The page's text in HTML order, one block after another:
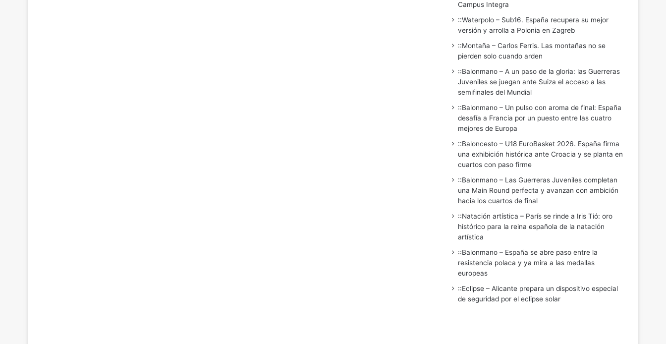
Campus Integra
::Waterpolo – Sub16. España recupera su mejor
versión y arrolla a Polonia en Zagreb
::Montaña – Carlos Ferris. Las montañas no se
pierden solo cuando arden
::Balonmano – A un paso de la gloria: las Guerreras
Juveniles se juegan ante Suiza el acceso a las
semifinales del Mundial
::Balonmano – Un pulso con aroma de final: España
desafía a Francia por un puesto entre las cuatro
mejores de Europa
::Baloncesto – U18 EuroBasket 2026. España firma
una exhibición histórica ante Croacia y se planta en
cuartos con paso firme
::Balonmano – Las Guerreras Juveniles completan
una Main Round perfecta y avanzan con ambición
hacia los cuartos de final
::Natación artística – París se rinde a Iris Tió: oro
histórico para la reina española de la natación
artística
::Balonmano – España se abre paso entre la
resistencia polaca y ya mira a las medallas
europeas
::Eclipse – Alicante prepara un dispositivo especial
de seguridad por el eclipse solar